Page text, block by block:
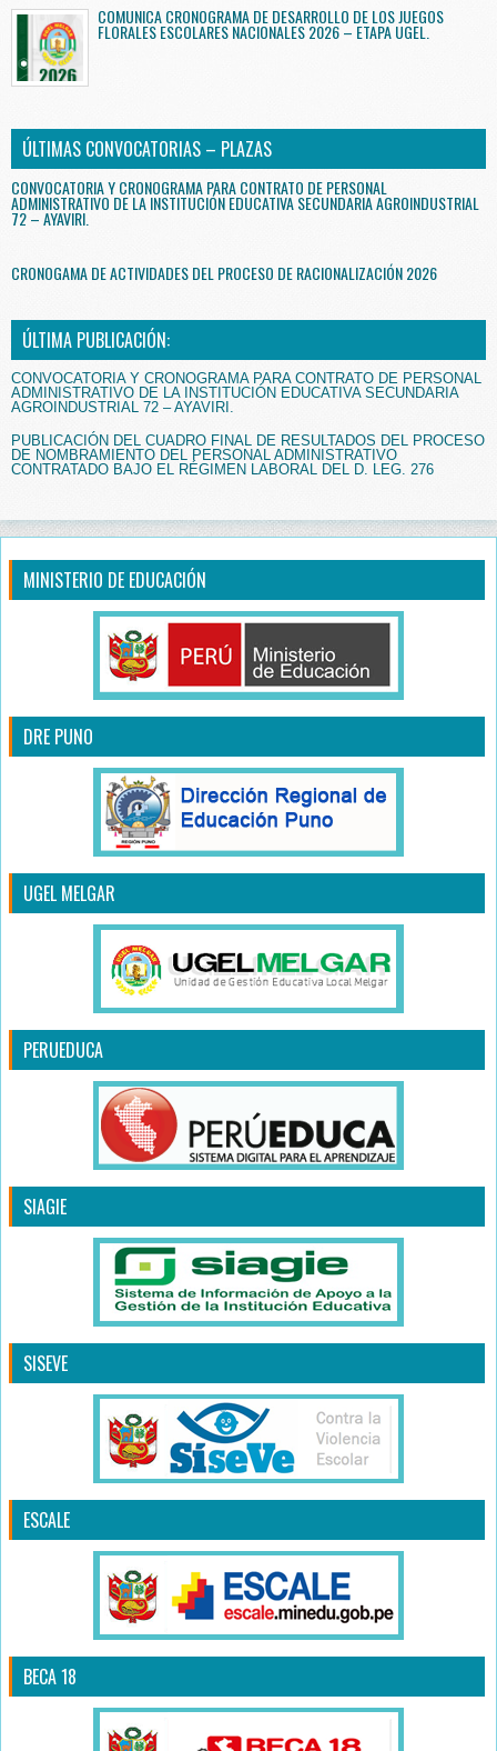
COMUNICA CRONOGRAMA DE DESARROLLO DE LOS JUEGOS
FLORALES ESCOLARES NACIONALES 2026 – ETAPA UGEL.
ÚLTIMAS CONVOCATORIAS – PLAZAS
CONVOCATORIA Y CRONOGRAMA PARA CONTRATO DE PERSONAL
ADMINISTRATIVO DE LA INSTITUCIÓN EDUCATIVA SECUNDARIA AGROINDUSTRIAL
72 – AYAVIRI.
CRONOGAMA DE ACTIVIDADES DEL PROCESO DE RACIONALIZACIÓN 2026
ÚLTIMA PUBLICACIÓN:
CONVOCATORIA Y CRONOGRAMA PARA CONTRATO DE PERSONAL
ADMINISTRATIVO DE LA INSTITUCIÓN EDUCATIVA SECUNDARIA
AGROINDUSTRIAL 72 – AYAVIRI.
PUBLICACIÓN DEL CUADRO FINAL DE RESULTADOS DEL PROCESO
DE NOMBRAMIENTO DEL PERSONAL ADMINISTRATIVO
CONTRATADO BAJO EL RÉGIMEN LABORAL DEL D. LEG. 276
MINISTERIO DE EDUCACIÓN
DRE PUNO
UGEL MELGAR
PERUEDUCA
SIAGIE
SISEVE
ESCALE
BECA 18